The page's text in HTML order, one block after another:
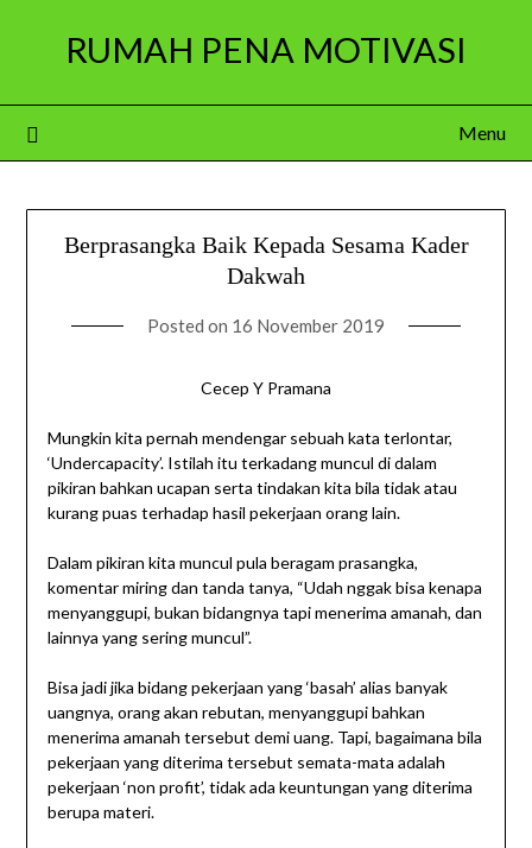
RUMAH PENA MOTIVASI
Menu
Berprasangka Baik Kepada Sesama Kader
Dakwah
Posted on 16 November 2019
Cecep Y Pramana
Mungkin kita pernah mendengar sebuah kata terlontar,
‘Undercapacity’. Istilah itu terkadang muncul di dalam
pikiran bahkan ucapan serta tindakan kita bila tidak atau
kurang puas terhadap hasil pekerjaan orang lain.
Dalam pikiran kita muncul pula beragam prasangka,
komentar miring dan tanda tanya, “Udah nggak bisa kenapa
menyanggupi, bukan bidangnya tapi menerima amanah, dan
lainnya yang sering muncul”.
Bisa jadi jika bidang pekerjaan yang ‘basah’ alias banyak
uangnya, orang akan rebutan, menyanggupi bahkan
menerima amanah tersebut demi uang. Tapi, bagaimana bila
pekerjaan yang diterima tersebut semata-mata adalah
pekerjaan ‘non profit’, tidak ada keuntungan yang diterima
berupa materi.